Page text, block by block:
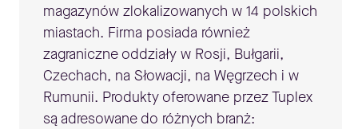
magazynów zlokalizowanych w 14 polskich
miastach. Firma posiada również
zagraniczne oddziały w Rosji, Bułgarii,
Czechach, na Słowacji, na Węgrzech i w
Rumunii. Produkty oferowane przez Tuplex
są adresowane do różnych branż: